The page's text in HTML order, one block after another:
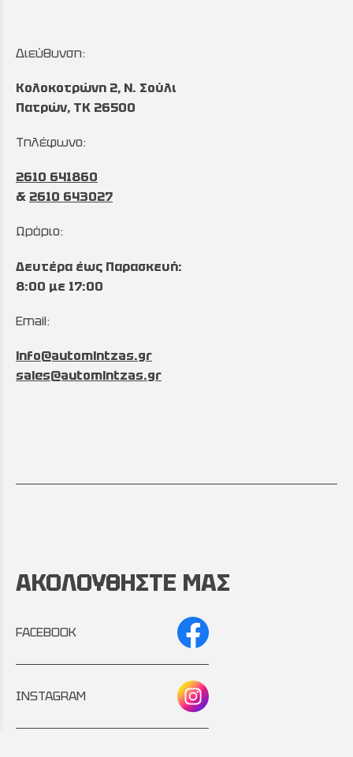
Διεύθυνση:
Κολοκοτρώνη 2, Ν. Σούλι
Πατρών, TK 26500
Τηλέφωνο:
2610 641860
& 2610 643027
Ωράριο:
Δευτέρα έως Παρασκευή:
8:00 με 17:00
Email:
info@automintzas.gr
sales@automintzas.gr
ΑΚΟΛΟΥΘΗΣΤΕ ΜΑΣ
FACEBOOK
INSTAGRAM